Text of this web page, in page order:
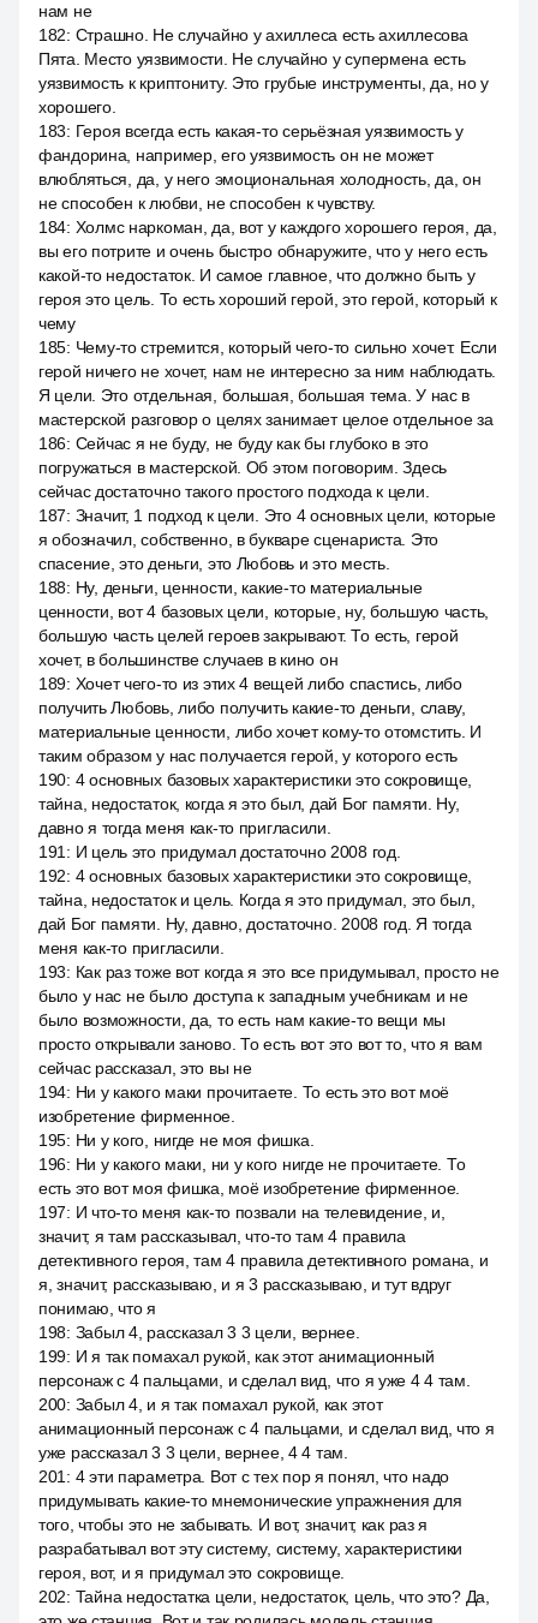
нам не
182: Страшно. Не случайно у ахиллеса есть ахиллесова
Пята. Место уязвимости. Не случайно у супермена есть
уязвимость к криптониту. Это грубые инструменты, да, но у
хорошего.
183: Героя всегда есть какая-то серьёзная уязвимость у
фандорина, например, его уязвимость он не может
влюбляться, да, у него эмоциональная холодность, да, он
не способен к любви, не способен к чувству.
184: Холмс наркоман, да, вот у каждого хорошего героя, да,
вы его потрите и очень быстро обнаружите, что у него есть
какой-то недостаток. И самое главное, что должно быть у
героя это цель. То есть хороший герой, это герой, который к
чему
185: Чему-то стремится, который чего-то сильно хочет. Если
герой ничего не хочет, нам не интересно за ним наблюдать.
Я цели. Это отдельная, большая, большая тема. У нас в
мастерской разговор о целях занимает целое отдельное за
186: Сейчас я не буду, не буду как бы глубоко в это
погружаться в мастерской. Об этом поговорим. Здесь
сейчас достаточно такого простого подхода к цели.
187: Значит, 1 подход к цели. Это 4 основных цели, которые
я обозначил, собственно, в букваре сценариста. Это
спасение, это деньги, это Любовь и это месть.
188: Ну, деньги, ценности, какие-то материальные
ценности, вот 4 базовых цели, которые, ну, большую часть,
большую часть целей героев закрывают. То есть, герой
хочет, в большинстве случаев в кино он
189: Хочет чего-то из этих 4 вещей либо спастись, либо
получить Любовь, либо получить какие-то деньги, славу,
материальные ценности, либо хочет кому-то отомстить. И
таким образом у нас получается герой, у которого есть
190: 4 основных базовых характеристики это сокровище,
тайна, недостаток, когда я это был, дай Бог памяти. Ну,
давно я тогда меня как-то пригласили.
191 : И цель это придумал достаточно 2008 год.
192: 4 основных базовых характеристики это сокровище,
тайна, недостаток и цель. Когда я это придумал, это был,
дай Бог памяти. Ну, давно, достаточно. 2008 год. Я тогда
меня как-то пригласили.
193: Как раз тоже вот когда я это все придумывал, просто не
было у нас не было доступа к западным учебникам и не
было возможности, да, то есть нам какие-то вещи мы
просто открывали заново. То есть вот это вот то, что я вам
сейчас рассказал, это вы не
194: Ни у какого маки прочитаете. То есть это вот моё
изобретение фирменное.
195: Ни у кого, нигде не моя фишка.
196: Ни у какого маки, ни у кого нигде не прочитаете. То
есть это вот моя фишка, моё изобретение фирменное.
197: И что-то меня как-то позвали на телевидение, и,
значит, я там рассказывал, что-то там 4 правила
детективного героя, там 4 правила детективного романа, и
я, значит, рассказываю, и я 3 рассказываю, и тут вдруг
понимаю, что я
198: Забыл 4, рассказал 3 3 цели, вернее.
199: И я так помахал рукой, как этот анимационный
персонаж с 4 пальцами, и сделал вид, что я уже 4 4 там.
200: Забыл 4, и я так помахал рукой, как этот
анимационный персонаж с 4 пальцами, и сделал вид, что я
уже рассказал 3 3 цели, вернее, 4 4 там.
201 : 4 эти параметра. Вот с тех пор я понял, что надо
придумывать какие-то мнемонические упражнения для
того, чтобы это не забывать. И вот, значит, как раз я
разрабатывал вот эту систему, систему, характеристики
героя, вот, и я придумал это сокровище.
202: Тайна недостатка цели, недостаток, цель, что это? Да,